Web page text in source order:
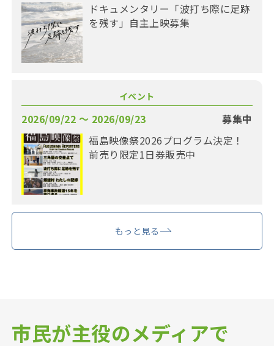
ドキュメンタリー「波打ち際に足跡
を残す」自主上映募集
イベント
2026/09/22 〜 2026/09/23
募集中
福島映像祭2026プログラム決定！
前売り限定1日券販売中
もっと見る
市民が主役のメディアで